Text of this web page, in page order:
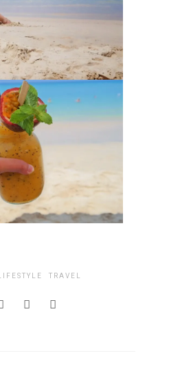
LIFESTYLE TRAVEL